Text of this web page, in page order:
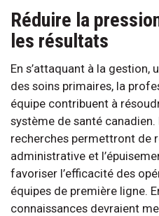
Réduire la
les résultats
En s’attaquant à la gestion,
des soins primaires, la
équipe contribuent à
système de santé
recherches permettront de
administrative et
favoriser l’efficacité des
équipes de première ligne.
connaissances devraient